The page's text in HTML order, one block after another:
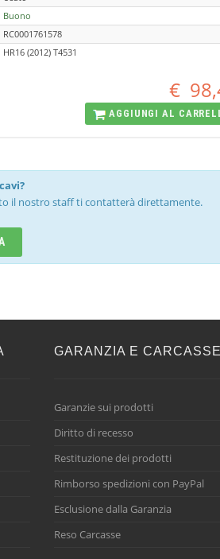
Buono
RC0001761578
HR16 (2012) T4531
€
AGGIUNGI AL
il nostro staff ti contatterà direttamente.
GARANZIA E CARCASSE
Garanzie sui prodotti
Diritto di recesso
Restituzione dei prodotti
Rimborso spedizioni con PayPal
Esclusione dalla Garanzia
Reso Carcasse